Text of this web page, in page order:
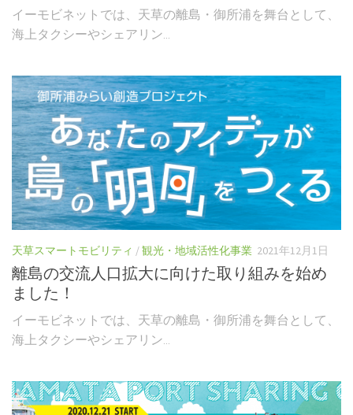
イーモビネットでは、天草の離島・御所浦を舞台として、
海上タクシーやシェアリン...
天草スマートモビリティ /観光・地域活性化事業 2021年12月1日
離島の交流人口拡大に向けた取り組みを始め
ました！
イーモビネットでは、天草の離島・御所浦を舞台として、
海上タクシーやシェアリン...